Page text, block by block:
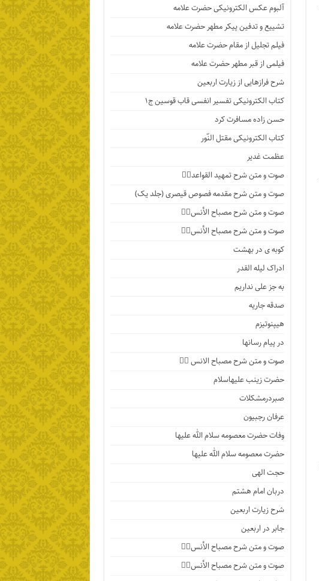
آلبوم عکس الکترونیکی حضرت علامه
تشییع و تدفین پیکر مطهر حضرت علامه
فیلم تجلیل از مقام حضرت علامه
فیلمی از قبر مطهر حضرت علامه
شرح فرازهایی از زیارت اربعین
کتاب الکترونیکی تفسیر انفسی قاب قوسین ج۱
حسن زاده مسافرت کرد
کتاب الکترونیکی مقتل النّور
عظمت غدیر
صوت و متن شرح تمهید القواعد۱️⃣
صوت و متن شرح مقدمه فصوص قیصری (جلد یک)
صوت و متن شرح مصباح الأنس۷️⃣
صوت و متن شرح مصباح الأنس۶️⃣
کوبه ی در بهشت
ادراک لیله القدر
به جز علی نداریم
صدقه جاریه
هیپنوتیزم
در پیام رسانها
صوت و متن شرح مصباح الانس ۵️⃣
حضرت زینب علیهاسلام
صبردرمشکلات
عرفان رجبیون
وفات حضرت معصومه سلام الله علیها
حضرت معصومه سلام الله علیها
حجت الهی
دربان امام هشتم
شرح زیارت اربعین
جابر در اربعین
صوت و متن شرح مصباح الأنس۴️⃣
صوت و متن شرح مصباح الأنس۳️⃣